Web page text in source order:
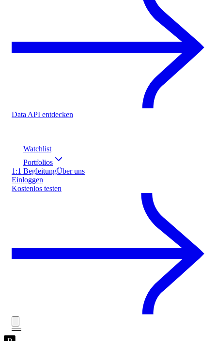
Data API entdecken
Watchlist
Portfolios
1:1 BegleitungÜber uns
Einloggen
Kostenlos testen